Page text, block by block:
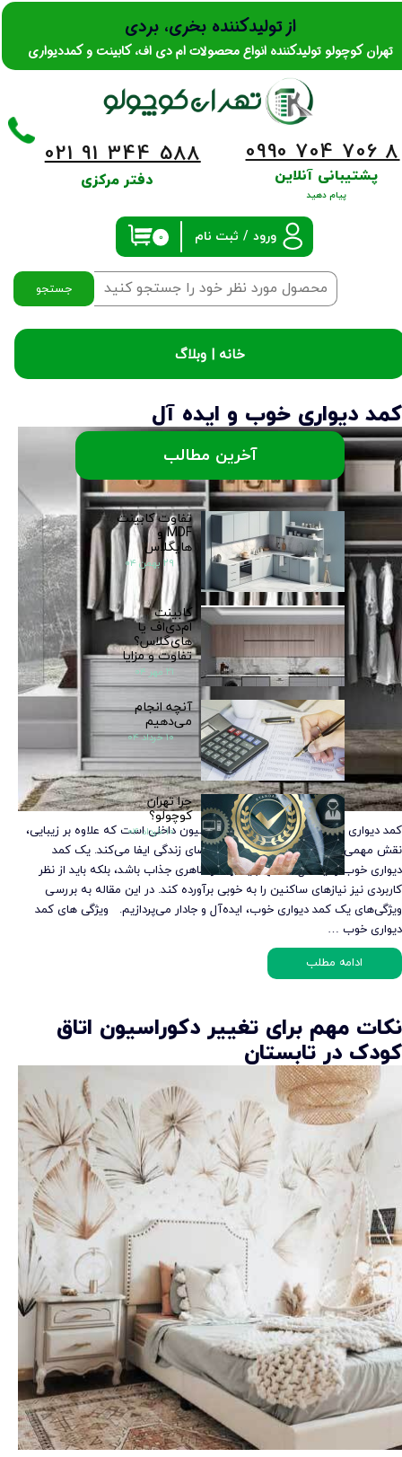
جستجو
0990 704 706 8
۰ ورود / ثبت نام
حساب کاربری من
تغییر گذر واژه
خروج از حساب کاربری
از تولیدکننده بخری، بردی
تهران کوچولو تولیدکننده انواع محصولات ام دی اف، کابینت و کمددیواری
​​​​​​​021 91 344 588
پشتیبانی آنلاین
پیام دهید
دفتر مرکزی
خانه | وبلاگ
کمد دیواری خوب و ایده آل
کمد دیواری یکی از مهم‌ترین عناصر دکوراسیون داخلی است که علاوه بر زیبایی،
نقش مهمی در نظم‌دهی و سازمان‌دهی فضای زندگی ایفا می‌کند. یک کمد
دیواری خوب و ایده‌آل نه تنها باید از نظر ظاهری جذاب باشد، بلکه باید از نظر
کاربردی نیز نیازهای ساکنین را به خوبی برآورده کند. در این مقاله به بررسی
ویژگی‌های یک کمد دیواری خوب، ایده‌آل و جادار می‌پردازیم. ویژگی های کمد
دیواری خوب …
ادامه مطلب
نکات مهم برای تغییر دکوراسیون اتاق
کودک در تابستان
آخرین مطالب
تفاوت کابینت
MDF و
هایگلاس
۲۹ بهمن ۰۴
کابینت
ام‌دی‌اف یا
های‌گلاس؟
تفاوت و مزایا
۲۱ مهر ۰۴
آنچه انجام
می‌دهیم
۱۰ خرداد ۰۴
چرا تهران
کوچولو؟
۱۰ خرداد ۰۴